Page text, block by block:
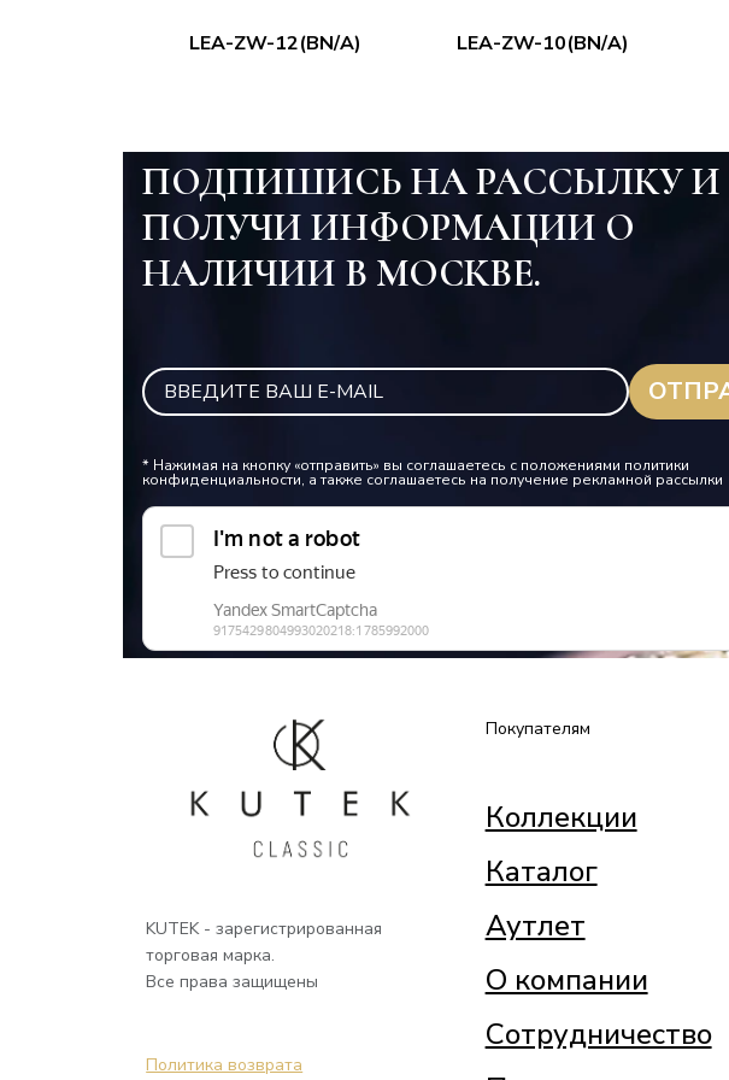
LEA-ZW-12(BN/A) LEA-ZW-10(BN/A)
ПОДПИШИСЬ НА РАССЫЛКУ И
ПОЛУЧИ ИНФОРМАЦИИ О
НАЛИЧИИ В МОСКВЕ.
* Нажимая на кнопку «отправить» вы соглашаетесь с положениями политики
конфиденциальности, а также соглашаетесь на получение рекламной рассылки
KUTEK - зарегистрированная
торговая марка.
Все права защищены
Политика возврата
Покупателям
Коллекции
Каталог
Аутлет
О компании
Сотрудничество